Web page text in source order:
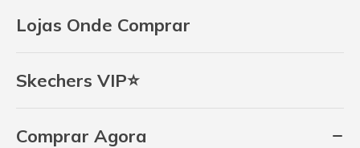
Lojas Onde Comprar
Skechers VIP⭐
Comprar Agora